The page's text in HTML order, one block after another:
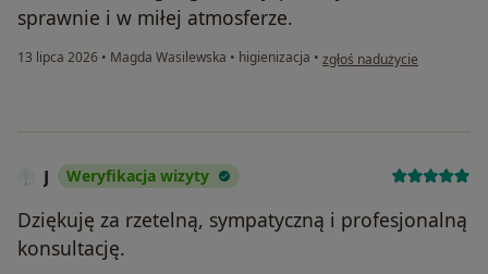
sprawnie i w miłej atmosferze.
13 lipca 2026 • Magda Wasilewska • higienizacja • w opinii użytkownika
zgłoś nadużycie
J Weryfikacja wizyty
Dziękuję za rzetelną, sympatyczną i profesjonalną
konsultację.